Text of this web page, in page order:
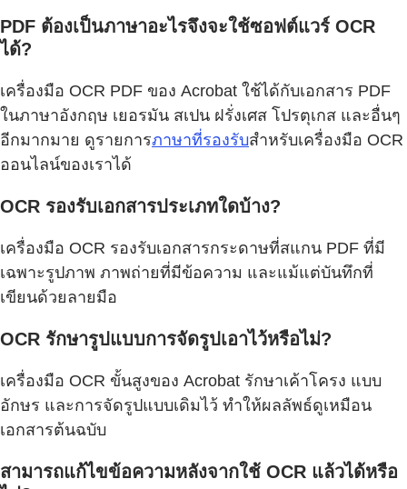
PDF ต้องเป็นภาษาอะไรจึงจะใช้ซอฟต์แวร์ OCR
ได้?
เครื่องมือ OCR PDF ของ Acrobat ใช้ได้กับเอกสาร PDF
ในภาษาอังกฤษ เยอรมัน สเปน ฝรั่งเศส โปรตุเกส และอื่นๆ
อีกมากมาย ดูรายการภาษาที่รองรับสำหรับเครื่องมือ OCR
ออนไลน์ของเราได้
OCR รองรับเอกสารประเภทใดบ้าง?
เครื่องมือ OCR รองรับเอกสารกระดาษที่สแกน PDF ที่มี
เฉพาะรูปภาพ ภาพถ่ายที่มีข้อความ และแม้แต่บันทึกที่
เขียนด้วยลายมือ
OCR รักษารูปแบบการจัดรูปเอาไว้หรือไม่?
เครื่องมือ OCR ขั้นสูงของ Acrobat รักษาเค้าโครง แบบ
อักษร และการจัดรูปแบบเดิมไว้ ทำให้ผลลัพธ์ดูเหมือน
เอกสารต้นฉบับ
สามารถแก้ไขข้อความหลังจากใช้ OCR แล้วได้หรือ